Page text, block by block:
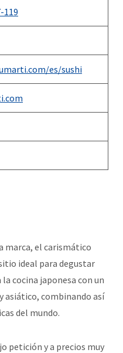
119
es/sushi
marca, el carismático
ideal para degustar
cocina japonesa con un
asiático, combinando así
del mundo.
petición y a precios muy